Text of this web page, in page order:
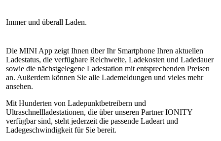
Die MINI App zeigt Ihnen über Ihr Smartphone Ihren aktuellen
Ladestatus, die verfügbare Reichweite, Ladekosten und Ladedauer
sowie die nächstgelegene Ladestation mit entsprechenden Preisen
an. Außerdem können Sie alle Lademeldungen und vieles mehr
ansehen.
Mit Hunderten von Ladepunktbetreibern und
Ultraschnellladestationen, die über unseren Partner IONITY
verfügbar sind, steht jederzeit die passende Ladeart und
Ladegeschwindigkeit für Sie bereit.